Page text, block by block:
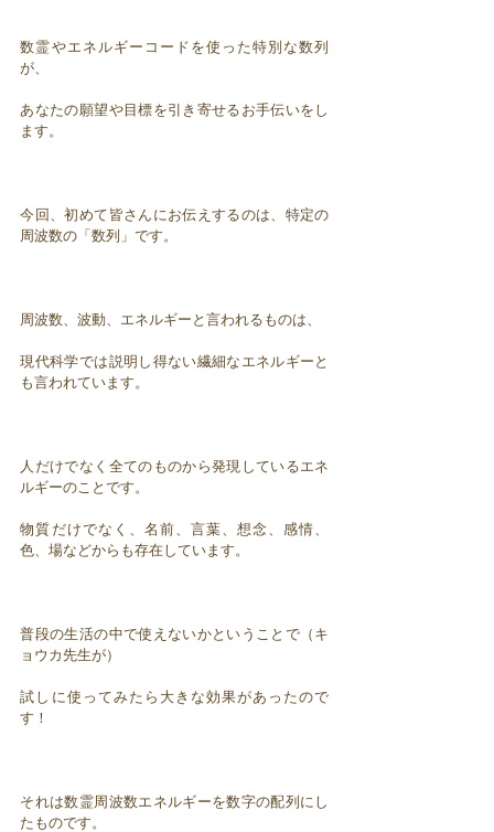
数霊やエネルギーコードを使った特別な数列
が、
あなたの願望や目標を引き寄せるお手伝いをし
ます。
今回、初めて皆さんにお伝えするのは、特定の
周波数の「数列」です。
周波数、波動、エネルギーと言われるものは、
現代科学では説明し得ない繊細なエネルギーと
も言われています。
人だけでなく全てのものから発現しているエネ
ルギーのことです。
物質だけでなく、名前、言葉、想念、感情、
色、場などからも存在しています。
普段の生活の中で使えないかということで（キ
ョウカ先生が）
試しに使ってみたら大きな効果があったので
す！
それは数霊周波数エネルギーを数字の配列にし
たものです。